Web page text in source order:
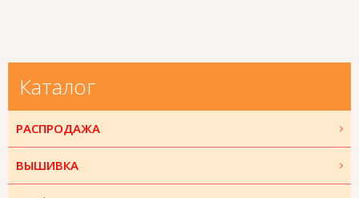
Каталог
РАСПРОДАЖА
ВЫШИВКА